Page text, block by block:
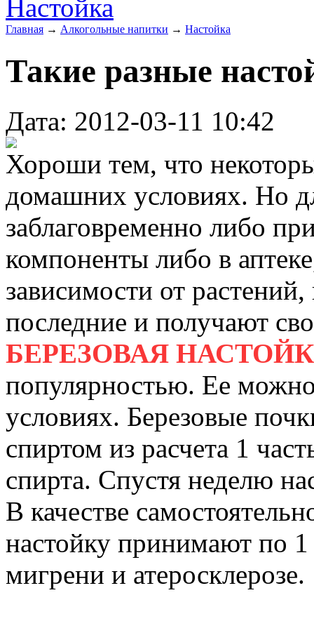
Настойка
Главная → Алкогольные напитки → Настойка
Такие разные
Дата: 2012-03-11 10:42
Хороши тем, что
домашних условиях. Но
заблаговременно либо
компоненты либо в
зависимости от
последние и получают
БЕРЕЗОВАЯ
популярностью. Ее
условиях. Березовые
спиртом из расчета 1
спирта. Спустя неделю
В качестве
настойку принимают по 1
мигрени и атеросклерозе.